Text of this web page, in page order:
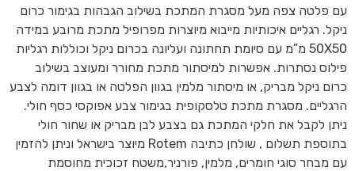
עם פלטה צפה מעל מסגרת המתכת בשילוב הגבהות בגימור כרום
ניקל. רגליים איכותיות מייבוא מיוצרות מפרופיל מתכת מרובע במידה
50X50 מ”מ עם סיומת תחתונה ועליונה בכרום ניקל וכוללות רגליות
פילוס נסתרות. אפשרות למיסתור מתכת מחורר ומעוצב בשילוב
כרום ניקל מבריק, או מיסתור מלמין בגוון הפלטה או בגוון דומה לצבע
הרגליים. מסגרת מתכת טלסקופית בגימור צבע אפוקסי כסף חולי.
ניתן לקבל את חלקי המתכת גם בצבע לבן מבריק או שחור חולי
בתוספת תשלום , שולחן כתיבה Rotem מיוצר בישראל וניתן להזמין
עם מבחר סוגי חומרים, מלמין, פורניר,משטח זכוכית מחוסמת